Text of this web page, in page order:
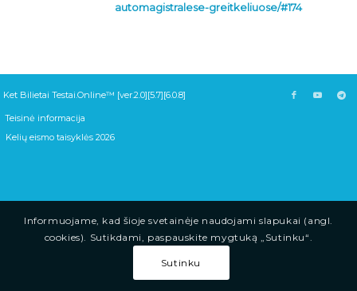
automagistralese-greitkeliuose/#174
Ket Bilietai Testai.Online™ [ver.2.0][5.7][6.0.8]
Teisinė informacija
Kelių eismo taisyklės 2026
Informuojame, kad šioje svetainėje naudojami slapukai (angl.
cookies). Sutikdami, paspauskite mygtuką „Sutinku“.
Sutinku